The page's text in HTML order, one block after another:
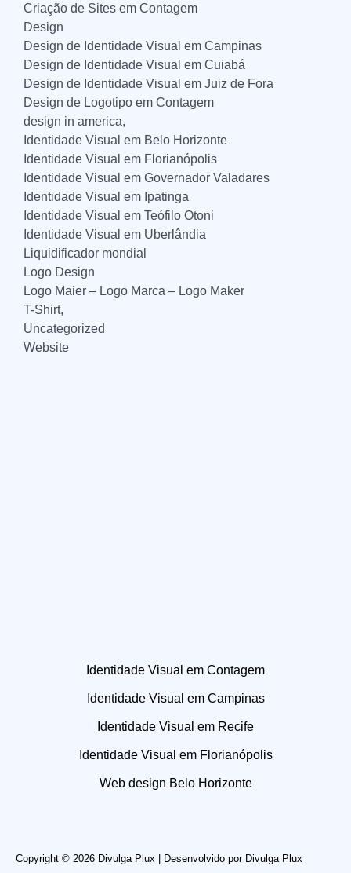
Criação de Sites em Contagem
Design
Design de Identidade Visual em Campinas
Design de Identidade Visual em Cuiabá
Design de Identidade Visual em Juiz de Fora
Design de Logotipo em Contagem
design in america,
Identidade Visual em Belo Horizonte
Identidade Visual em Florianópolis
Identidade Visual em Governador Valadares
Identidade Visual em Ipatinga
Identidade Visual em Teófilo Otoni
Identidade Visual em Uberlândia
Liquidificador mondial
Logo Design
Logo Maier – Logo Marca – Logo Maker
T-Shirt,
Uncategorized
Website
Identidade Visual em Contagem
Identidade Visual em Campinas
Identidade Visual em Recife
Identidade Visual em Florianópolis
Web design Belo Horizonte
Copyright © 2026 Divulga Plux | Desenvolvido por Divulga Plux